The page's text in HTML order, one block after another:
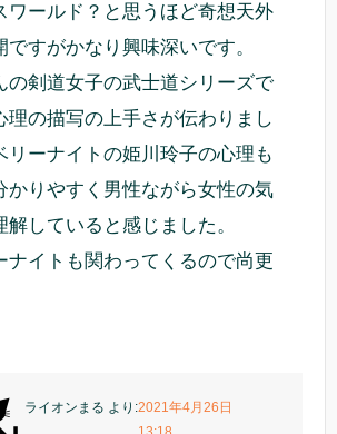
ワールド？と思うほど奇想天外
ですがかなり興味深いです。
の剣道女子の武士道シリーズで
理の描写の上手さが伝わりまし
リーナイトの姫川玲子の心理も
かりやすく男性ながら女性の気
していると感じました。
ナイトも関わってくるので尚更
ライオンまる より:2021年4月26日